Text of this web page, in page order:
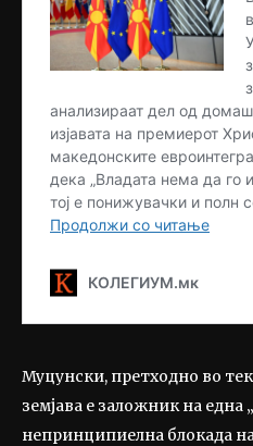
Муцунски, претходно во
земјава е заложник на една
непринципиелна блокада